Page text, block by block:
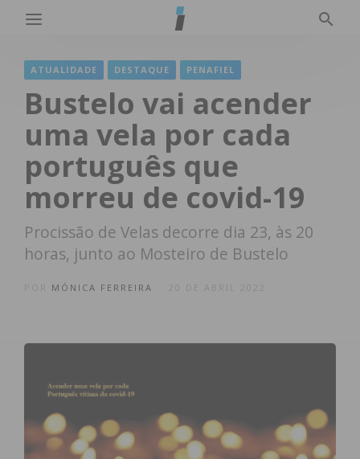
ATUALIDADE DESTAQUE PENAFIEL
Bustelo vai acender
uma vela por cada
português que
morreu de covid-19
Procissão de Velas decorre dia 23, às 20
horas, junto ao Mosteiro de Bustelo
MÓNICA FERREIRA 20 DE ABRIL 2022